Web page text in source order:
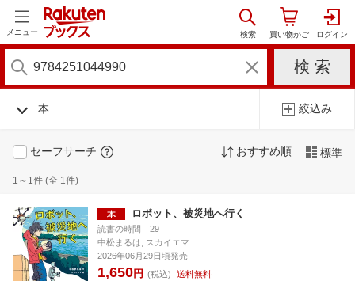
メニュー
本 絞込み
セーフサーチ おすすめ順 標準
1～1件 (全 1件)
ロボット、被災地へ行く
読書の時間 29
中松まるは, スカイエマ
2026年06月29日頃発売
1,650円 (税込) 送料無料